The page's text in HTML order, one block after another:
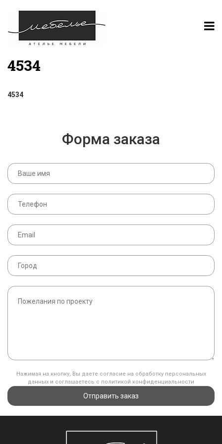
4534
4534
Форма заказа
Нажимая на кнопку, Вы даете согласие на обработку персональных
данных и соглашаетесь с политикой конфиденциальности
Отправить заказ